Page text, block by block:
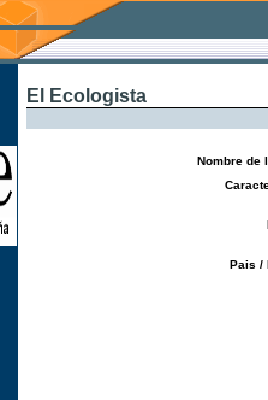
El Ecologista
Nombre de
Pais /